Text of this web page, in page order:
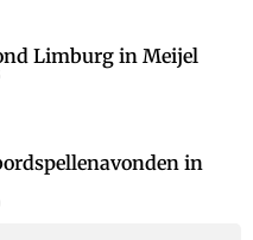
Limburg in Meijel
in